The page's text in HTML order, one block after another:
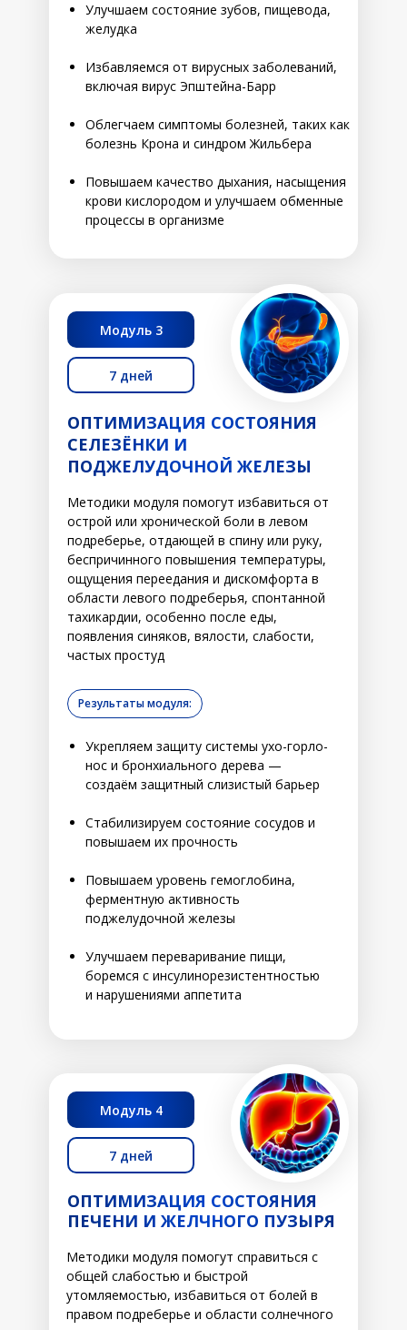
Улучшаем состояние зубов, пищевода,
желудка
Избавляемся от вирусных заболеваний,
включая вирус Эпштейна-Барр
Облегчаем симптомы болезней, таких как
болезнь Крона и синдром Жильбера
Повышаем качество дыхания, насыщения
крови кислородом и улучшаем обменные
процессы в организме
ОПТИМИЗАЦИЯ СОСТОЯНИЯ
СЕЛЕЗЁНКИ И
ПОДЖЕЛУДОЧНОЙ ЖЕЛЕЗЫ
ОПТИМИЗАЦИЯ СОСТОЯНИЯ
ПЕЧЕНИ И ЖЕЛЧНОГО ПУЗЫРЯ
Результаты модуля:
Укрепляем защиту системы ухо-горло-
нос и бронхиального дерева —
создаём защитный слизистый барьер
Стабилизируем состояние сосудов и
повышаем их прочность
Повышаем уровень гемоглобина,
ферментную активность
поджелудочной железы
Улучшаем переваривание пищи,
боремся с инсулинорезистентностью
и нарушениями аппетита
Методики модуля помогут избавиться от
острой или хронической боли в левом
подреберье, отдающей в спину или руку,
беспричинного повышения температуры,
ощущения переедания и дискомфорта в
области левого подреберья, спонтанной
тахикардии, особенно после еды,
появления синяков, вялости, слабости,
частых простуд
Методики модуля помогут справиться с
общей слабостью и быстрой
утомляемостью, избавиться от болей в
правом подреберье и области солнечного
Модуль 3
7 дней
Модуль 4
7 дней